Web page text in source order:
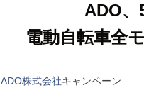
ADO
電動自転車全
ADO株式会社キャンペーン